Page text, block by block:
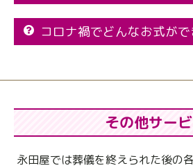
コロナ禍でどんなお式がで
その他サー
永田屋では葬儀を終えられた後の